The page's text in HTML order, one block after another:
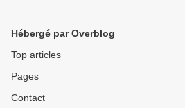
Hébergé par Overblog
Top articles
Pages
Contact